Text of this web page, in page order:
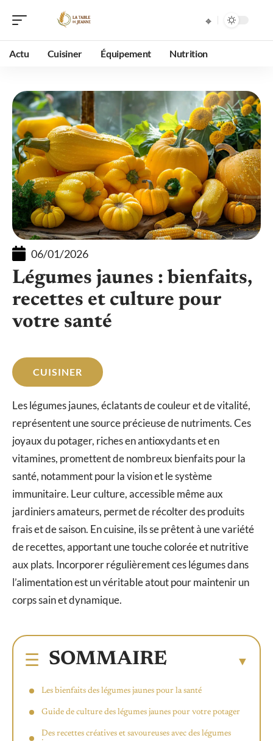
Actu Cuisiner Équipement Nutrition
06/01/2026
Légumes jaunes : bienfaits,
recettes et culture pour
votre santé
CUISINER
Les légumes jaunes, éclatants de couleur et de vitalité,
représentent une source précieuse de nutriments. Ces
joyaux du potager, riches en antioxydants et en
vitamines, promettent de nombreux bienfaits pour la
santé, notamment pour la vision et le système
immunitaire. Leur culture, accessible même aux
jardiniers amateurs, permet de récolter des produits
frais et de saison. En cuisine, ils se prêtent à une variété
de recettes, apportant une touche colorée et nutritive
aux plats. Incorporer régulièrement ces légumes dans
l’alimentation est un véritable atout pour maintenir un
corps sain et dynamique.
SOMMAIRE
Les bienfaits des légumes jaunes pour la santé
Guide de culture des légumes jaunes pour votre potager
Des recettes créatives et savoureuses avec des légumes